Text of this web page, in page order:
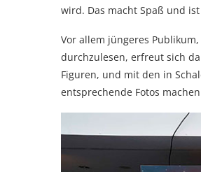
wird. Das macht Spaß und
Vor allem jüngeres
durchzulesen, erfreut sich
Figuren, und mit den in
entsprechende Fotos